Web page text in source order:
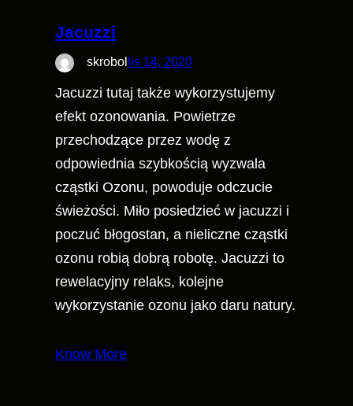
Jacuzzi
skrobol lis 14, 2020
Jacuzzi tutaj także wykorzystujemy
efekt ozonowania. Powietrze
przechodzące przez wodę z
odpowiednia szybkością wyzwala
cząstki Ozonu, powoduje odczucie
świeżości. Miło posiedzieć w jacuzzi i
poczuć błogostan, a nieliczne cząstki
ozonu robią dobrą robotę. Jacuzzi to
rewelacyjny relaks, kolejne
wykorzystanie ozonu jako daru natury.
Know More